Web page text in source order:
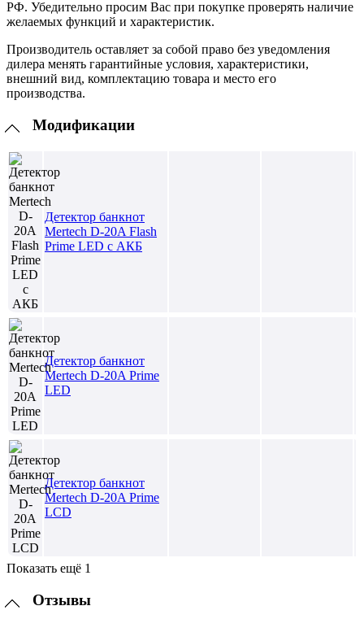
РФ. Убедительно просим Вас при покупке проверять наличие
желаемых функций и характеристик.
Производитель оставляет за собой право без уведомления
дилера менять гарантийные условия, характеристики,
внешний вид, комплектацию товара и место его
производства.
Модификации
Детектор банкнот
Mertech D-20A Flash
Prime LED с АКБ
Детектор банкнот
Mertech D-20A Prime
LED
Детектор банкнот
Mertech D-20A Prime
LСD
Показать ещё 1
Отзывы